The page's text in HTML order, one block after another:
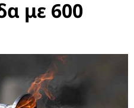
με 600